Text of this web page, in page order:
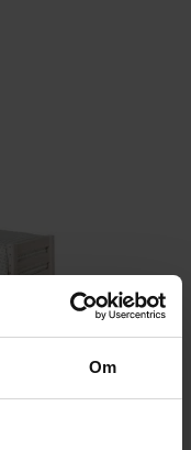
Om